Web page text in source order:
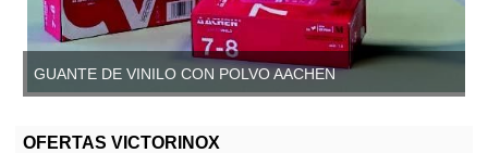
GUANTE DE VINILO CON POLVO AACHEN
GUANTE DE VINILO SIN POLVO, AACHEN
OFERTAS VICTORINOX